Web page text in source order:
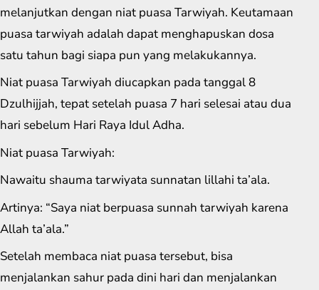
melanjutkan dengan niat puasa Tarwiyah. Keutamaan
puasa tarwiyah adalah dapat menghapuskan dosa
satu tahun bagi siapa pun yang melakukannya.
Niat puasa Tarwiyah diucapkan pada tanggal 8
Dzulhijjah, tepat setelah puasa 7 hari selesai atau dua
hari sebelum Hari Raya Idul Adha.
Niat puasa Tarwiyah:
Nawaitu shauma tarwiyata sunnatan lillahi ta’ala.
Artinya: “Saya niat berpuasa sunnah tarwiyah karena
Allah ta’ala.”
Setelah membaca niat puasa tersebut, bisa
menjalankan sahur pada dini hari dan menjalankan